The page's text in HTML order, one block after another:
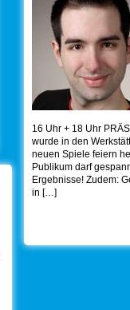
16 Uhr + 18 Uhr
wurde in den
neuen Spiele feiern
Publikum darf
Ergebnisse! Zudem:
in […]